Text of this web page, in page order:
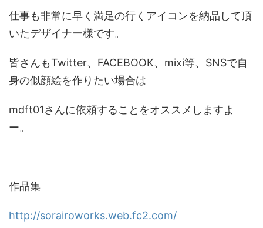
仕事も非常に早く満足の行くアイコンを納品して頂
いたデザイナー様です。
皆さんもTwitter、FACEBOOK、mixi等、SNSで自
身の似顔絵を作りたい場合は
mdft01さんに依頼することをオススメしますよ
ー。
作品集
http://sorairoworks.web.fc2.com/